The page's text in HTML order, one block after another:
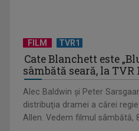
TELEȘCOALA: Limba spaniola,
Cate Blanchett este
sâmbătă seară, la TVR
Alec Baldwin şi Peter
distribuţia dramei a cărei
Allen. Vedem filmul sâmbătă,